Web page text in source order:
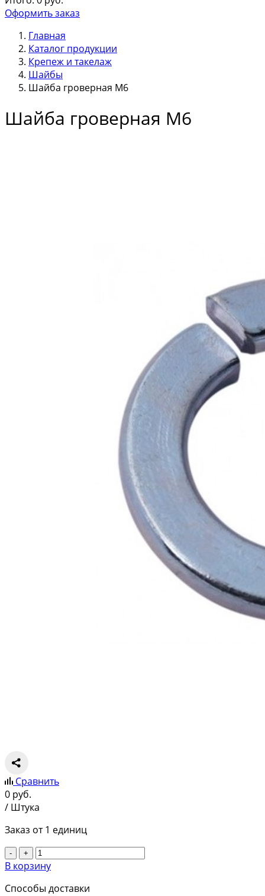
Оформить заказ
Главная
Каталог продукции
Крепеж и такелаж
Шайбы
Шайба гроверная М6
Шайба гроверная М6
Сравнить
0 руб.
/ Штука
Заказ от 1 единиц
- +
В корзину
Способы доставки